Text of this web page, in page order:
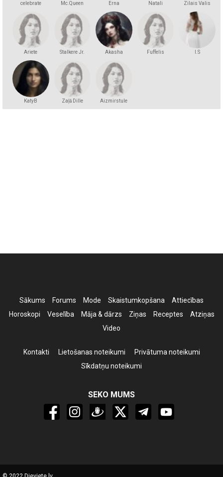
celebrate Mc.Queen Erna Natali Zilais Valis
Ariete Stalkere Jr. Akasha Fuffelis I.S
KatyB Zaļā Dille Aizmirstule
Sākums Forums Mode Skaistumkopšana
Attiecības
Horoskopi
Veselība Māja & dārzs Ziņas Receptes
Atziņas
Video
Kontakti Lietošanas noteikumi
Privātuma noteikumi
Sīkdatņu noteikumi
SEKO MUMS